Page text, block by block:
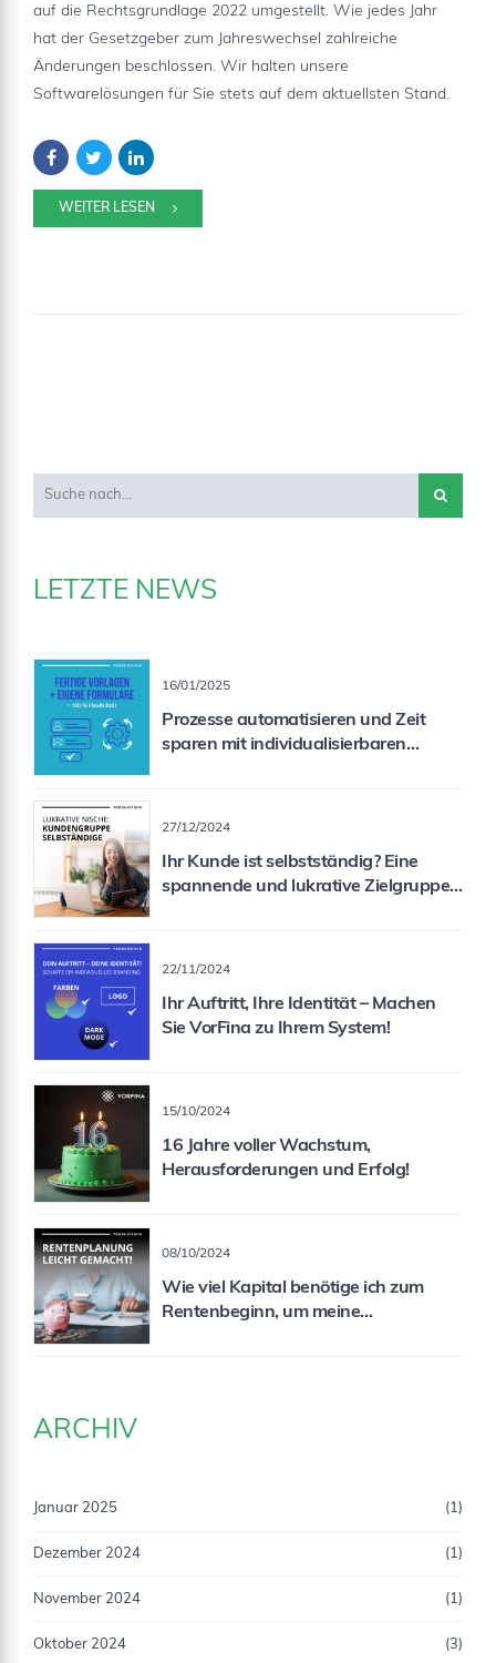
auf die Rechtsgrundlage 2022 umgestellt. Wie jedes Jahr
hat der Gesetzgeber zum Jahreswechsel zahlreiche
Änderungen beschlossen. Wir halten unsere
Softwarelösungen für Sie stets auf dem aktuellsten Stand.
WEITER LESEN
LETZTE NEWS
16/01/2025
Prozesse automatisieren und Zeit
sparen mit individualisierbaren
27/12/2024
Ihr Kunde ist selbstständig? Eine
spannende und lukrative Zielgruppe
22/11/2024
Ihr Auftritt, Ihre Identität – Machen
Sie VorFina zu Ihrem System!
15/10/2024
16 Jahre voller Wachstum,
Herausforderungen und Erfolg!
08/10/2024
Wie viel Kapital benötige ich zum
Rentenbeginn, um meine
ARCHIV
Januar 2025 (1)
Dezember 2024 (1)
November 2024 (1)
Oktober 2024 (3)